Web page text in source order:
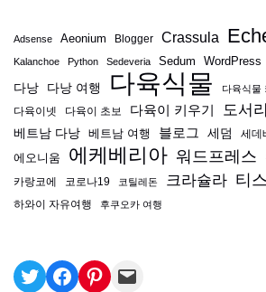
Adsense Aeonium Blogger Crassula
Kalanchoe Python Sedeveria Sedum WordPress
다낭 다낭 여행 다육식물 다육식물
다육이넷 다육이 초보 다육이 키우기 도서
베트남 다낭 베트남 여행 블로그 세덤 세데
에오니움 에케베리아 워드프레스
카랑코에 코로나19 코틸레돈 크라슐라 티
하와이 자유여행 후쿠오카 여행